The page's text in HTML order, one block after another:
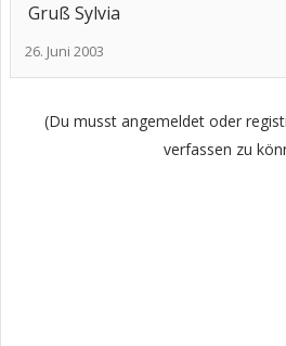
Gruß Sylvia
26. Juni 2003
(Du musst angemeldet oder
verfassen zu